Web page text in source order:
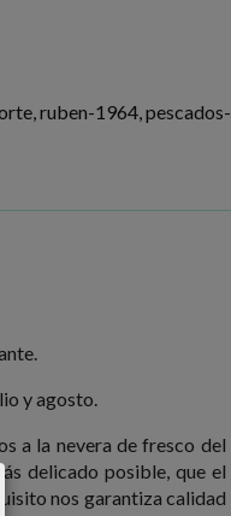
ruben-1964 pescados-
y agosto.
a la nevera de fresco del
delicado posible, que el
nos garantiza calidad